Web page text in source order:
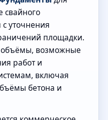
свайного
уточнения
площадки.
возможные
работ и
включая
бетона и